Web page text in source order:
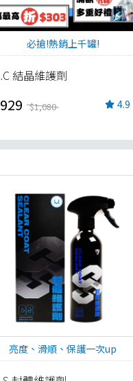
必搶!熱銷上千罐!
結晶維護劑
$1,080 4.9
亮度、滑順、保護一次up